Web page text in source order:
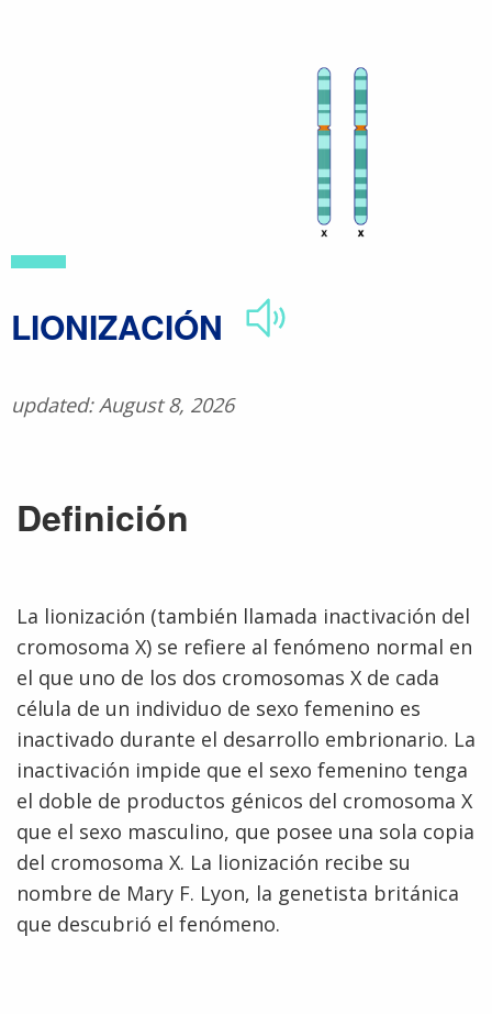
​LIONIZACIÓN
updated: August 8, 2026
Definición
La lionización (también llamada inactivación del
cromosoma X) se refiere al fenómeno normal en
el que uno de los dos cromosomas X de cada
célula de un individuo de sexo femenino es
inactivado durante el desarrollo embrionario. La
inactivación impide que el sexo femenino tenga
el doble de productos génicos del cromosoma X
que el sexo masculino, que posee una sola copia
del cromosoma X. La lionización recibe su
nombre de Mary F. Lyon, la genetista británica
que descubrió el fenómeno.